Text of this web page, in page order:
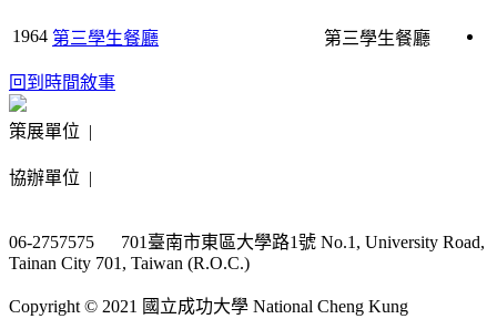
1964 第三學生餐廳 第三學生餐廳
回到時間敘事
策展單位 |
協辦單位 |
06-2757575 701臺南市東區大學路1號 No.1, University Road,
Tainan City 701, Taiwan (R.O.C.)
Copyright © 2021 國立成功大學 National Cheng Kung